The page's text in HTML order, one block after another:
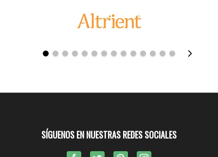
SÍGUENOS EN NUESTRAS REDES SOCIALES